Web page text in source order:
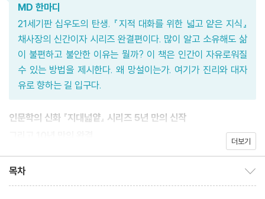
MD 한마디
21세기판 십우도의 탄생. 『지적 대화를 위한 넓고 얕은 지식』
채사장의 신간이자 시리즈 완결편이다. 많이 알고 소유해도 삶
이 불편하고 불안한 이유는 뭘까? 이 책은 인간이 자유로워질
수 있는 방법을 제시한다. 왜 망설이는가. 여기가 진리와 대자
유로 향하는 길 입구다.
인문학의 신화 『지대넓얕』 시리즈 5년 만의 신작
지금까지의 앎을 삶에 뿌리내리게 하는 가장 최후의 교양
이 책은 진정한 행복, 진정한 삶의 이해로 나아가게 한다!
더보기
목차